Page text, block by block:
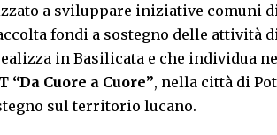
a sviluppare iniziative comuni
fondi a sostegno delle attività
in Basilicata e che individua
Cuore a Cuore”, nella città di
sul territorio lucano.